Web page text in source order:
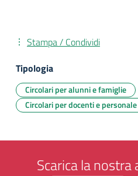
Stampa / Condividi
Tipologia
Circolari per alunni e famiglie
Circolari per docenti e personale
Scarica la